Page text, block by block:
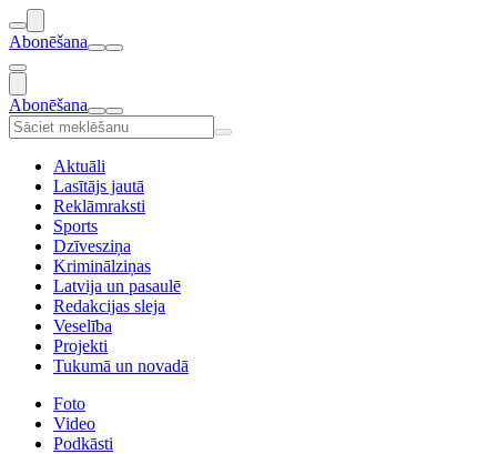
Abonēšana
Abonēšana
Aktuāli
Lasītājs jautā
Reklāmraksti
Sports
Dzīvesziņa
Kriminālziņas
Latvija un pasaulē
Redakcijas sleja
Veselība
Projekti
Tukumā un novadā
Foto
Video
Podkāsti